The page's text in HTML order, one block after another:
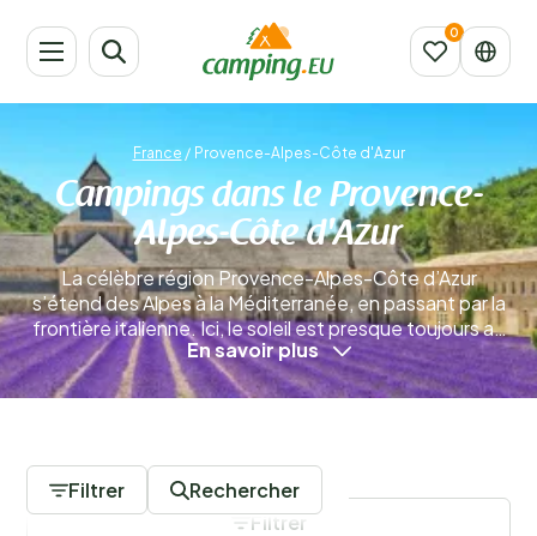
France / Provence-Alpes-Côte d'Azur
Campings dans le Provence-
Alpes-Côte d'Azur
La célèbre région Provence-Alpes-Côte d’Azur
s’étend des Alpes à la Méditerranée, en passant par la
frontière italienne. Ici, le soleil est presque toujours au
rendez-vous, quelle que soit la saison. La diversité des
paysages vous permet de profiter pleinement toute
l’année : partez pour des activités sportives en
historiques de Provence. Que demander de plus ?
savoir plus
En savoir plus
Filtrer Rechercher
Filtrer